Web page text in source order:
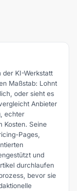
der KI-Werkstatt
Maßstab: Lohnt
oder sieht es
Anbieter
echter
Kosten. Seine
Pages,
und
durchlaufen
bevor sie